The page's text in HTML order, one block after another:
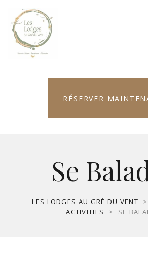
RÉSERVER
Se
LES LODGES AU GRÉ DU VENT >
ACTIVITIES
> SE